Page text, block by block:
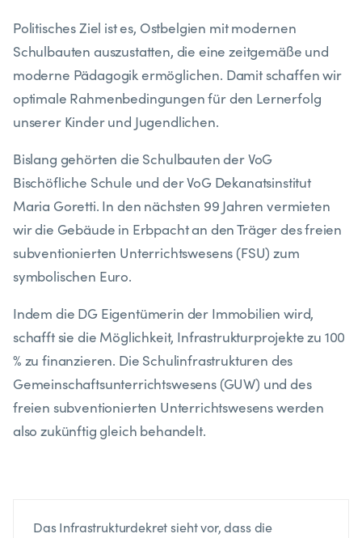
Politisches Ziel ist es, Ostbelgien mit modernen
Schulbauten auszustatten, die eine zeitgemäße und
moderne Pädagogik ermöglichen. Damit schaffen wir
optimale Rahmenbedingungen für den Lernerfolg
unserer Kinder und Jugendlichen.
Bislang gehörten die Schulbauten der VoG
Bischöfliche Schule und der VoG Dekanatsinstitut
Maria Goretti. In den nächsten 99 Jahren vermieten
wir die Gebäude in Erbpacht an den Träger des freien
subventionierten Unterrichtswesens (FSU) zum
symbolischen Euro.
Indem die DG Eigentümerin der Immobilien wird,
schafft sie die Möglichkeit, Infrastrukturprojekte zu 100
% zu finanzieren. Die Schulinfrastrukturen des
Gemeinschaftsunterrichtswesens (GUW) und des
freien subventionierten Unterrichtswesens werden
also zukünftig gleich behandelt.
Das Infrastrukturdekret sieht vor, dass die